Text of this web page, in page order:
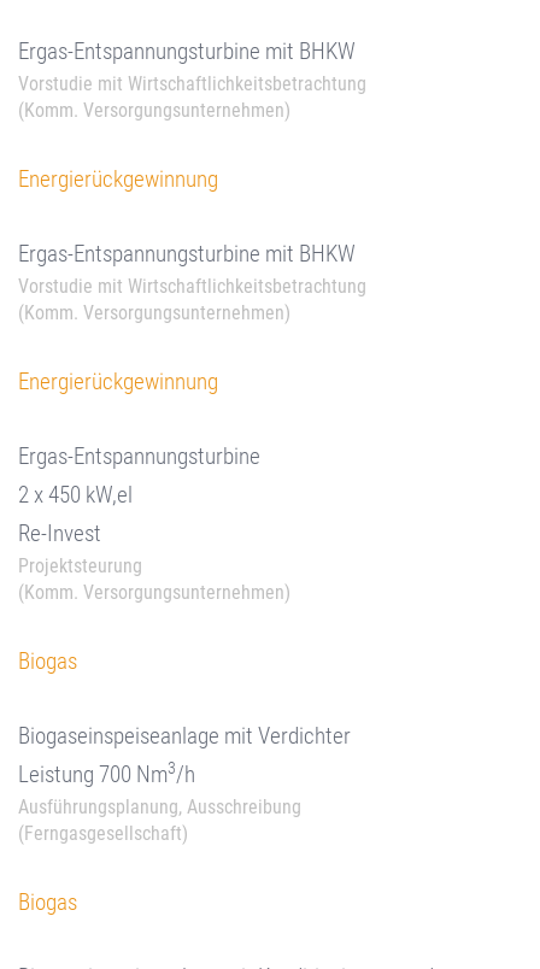
Ergas-Entspannungsturbine mit BHKW
Vorstudie mit Wirtschaftlichkeitsbetrachtung
(Komm. Versorgungsunternehmen)
Energierückgewinnung
Ergas-Entspannungsturbine mit BHKW
Vorstudie mit Wirtschaftlichkeitsbetrachtung
(Komm. Versorgungsunternehmen)
Energierückgewinnung
Ergas-Entspannungsturbine
2 x 450 kW,el
Re-Invest
Projektsteurung
(Komm. Versorgungsunternehmen)
Biogas
Biogaseinspeiseanlage mit Verdichter
Leistung 700 Nm3/h
Ausführungsplanung, Ausschreibung
(Ferngasgesellschaft)
Biogas